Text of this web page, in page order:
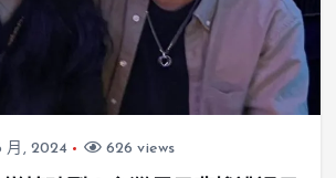
月, 2024 626 views